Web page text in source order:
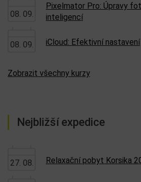
08. 09.
Pixelmator Pro: Úpravy
inteligencí
08. 09. iCloud: Efektivní nastavení
Zobrazit všechny kurzy
Nejbližší expedice
27. 08. Relaxační pobyt Korsika